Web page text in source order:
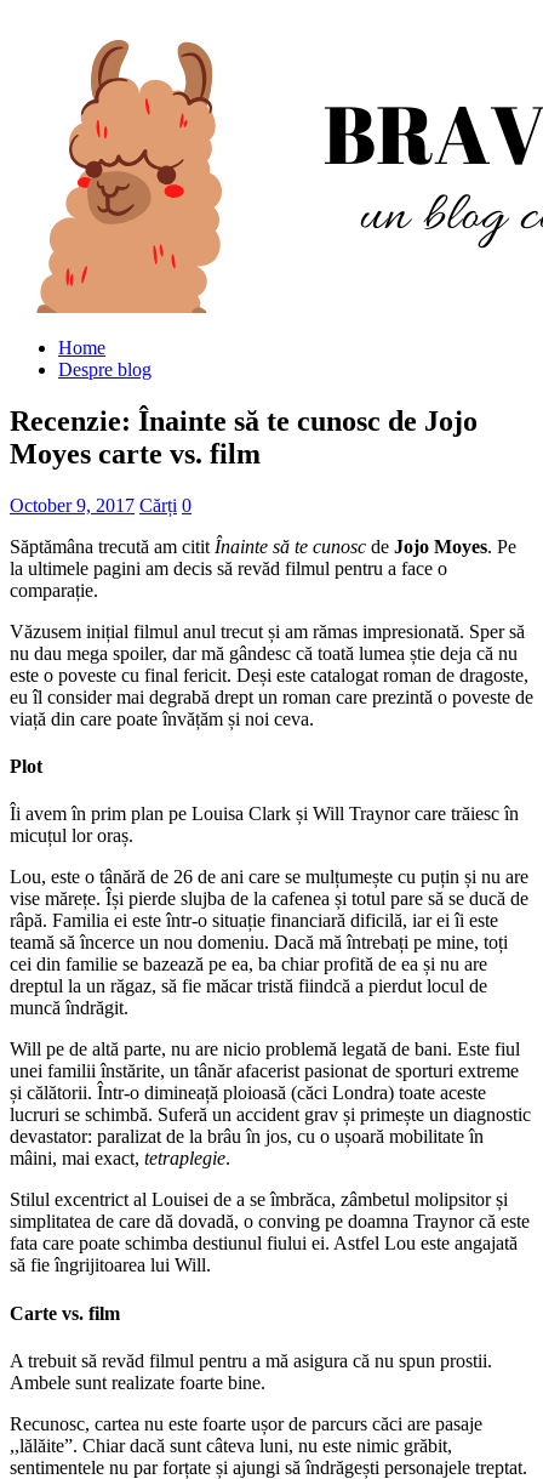
Home
Despre blog
Recenzie: Înainte să te cunosc de Jojo
Moyes carte vs. film
October 9, 2017 Cărți 0
Săptămâna trecută am citit Înainte să te cunosc de Jojo Moyes. Pe
la ultimele pagini am decis să revăd filmul pentru a face o
comparație.
Văzusem inițial filmul anul trecut și am rămas impresionată. Sper să
nu dau mega spoiler, dar mă gândesc că toată lumea știe deja că nu
este o poveste cu final fericit. Deși este catalogat roman de dragoste,
eu îl consider mai degrabă drept un roman care prezintă o poveste de
viață din care poate învățăm și noi ceva.
Plot
Îi avem în prim plan pe Louisa Clark și Will Traynor care trăiesc în
micuțul lor oraș.
Lou, este o tânără de 26 de ani care se mulțumește cu puțin și nu are
vise mărețe. Își pierde slujba de la cafenea și totul pare să se ducă de
râpă. Familia ei este într-o situație financiară dificilă, iar ei îi este
teamă să încerce un nou domeniu. Dacă mă întrebați pe mine, toți
cei din familie se bazează pe ea, ba chiar profită de ea și nu are
dreptul la un răgaz, să fie măcar tristă fiindcă a pierdut locul de
muncă îndrăgit.
Will pe de altă parte, nu are nicio problemă legată de bani. Este fiul
unei familii înstărite, un tânăr afacerist pasionat de sporturi extreme
și călătorii. Într-o dimineață ploioasă (căci Londra) toate aceste
lucruri se schimbă. Suferă un accident grav și primește un diagnostic
devastator: paralizat de la brâu în jos, cu o ușoară mobilitate în
mâini, mai exact, tetraplegie.
Stilul excentrict al Louisei de a se îmbrăca, zâmbetul molipsitor și
simplitatea de care dă dovadă, o conving pe doamna Traynor că este
fata care poate schimba destiunul fiului ei. Astfel Lou este angajată
să fie îngrijitoarea lui Will.
Carte vs. film
A trebuit să revăd filmul pentru a mă asigura că nu spun prostii.
Ambele sunt realizate foarte bine.
Recunosc, cartea nu este foarte ușor de parcurs căci are pasaje
,,lălăite”. Chiar dacă sunt câteva luni, nu este nimic grăbit,
sentimentele nu par forțate și ajungi să îndrăgești personajele treptat.